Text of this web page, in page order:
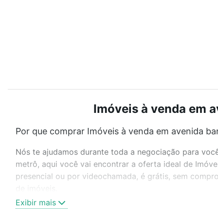
Imóveis à venda em
Por que comprar Imóveis à venda em avenida
Nós te ajudamos durante toda a negociação para
metrô, aqui você vai encontrar a oferta ideal de
presencial ou por videochamada, é grátis, sem
Como escolher um imóvel?
Exibir mais